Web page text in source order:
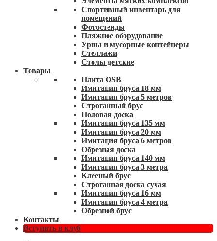
Спортивный инвентарь для
помещений
Фотостенды
Пляжное оборудование
Урны и мусорные контейнеры
Стеллажи
Столы детские
Товары
Плита OSB
Имитация бруса 18 мм
Имитация бруса 5 метров
Строганный брус
Половая доска
Имитация бруса 135 мм
Имитация бруса 20 мм
Имитация бруса 6 метров
Обрезная доска
Имитация бруса 140 мм
Имитация бруса 3 метра
Клееный брус
Строганная доска сухая
Имитация бруса 16 мм
Имитация бруса 4 метра
Обрезной брус
Контакты
Вступить в клуб